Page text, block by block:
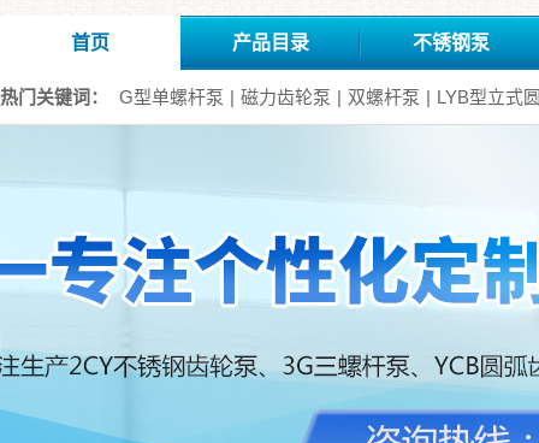
首页 产品目录 不锈钢泵
热门关键词： G型单螺杆泵 | 磁力齿轮泵 | 双螺杆泵 | LYB型立式